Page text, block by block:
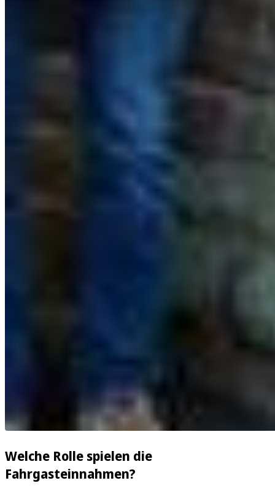
Welche Rolle spielen die
Fahrgasteinnahmen?